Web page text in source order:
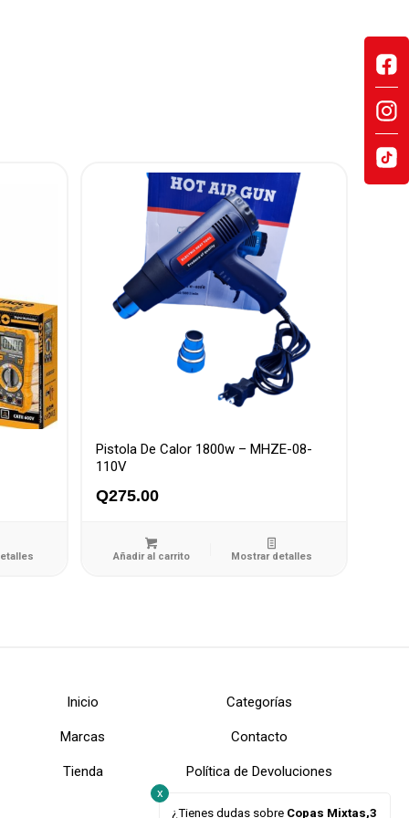
Pistola De Calor 1800w – MHZE-08-
110V
Q275.00
Añadir al carrito Mostrar detalles
Inicio Categorías
Marcas Contacto
Tienda Política de Devoluciones
x
¿Tienes dudas sobre Copas Mixtas,3